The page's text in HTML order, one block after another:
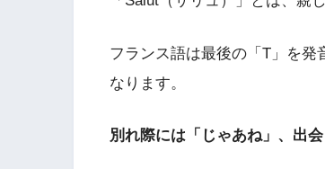
フランス語は最後の「T」を発
なります。
別れ際には「じゃあね」、出